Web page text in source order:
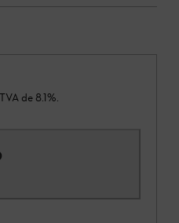
de 8.1%.